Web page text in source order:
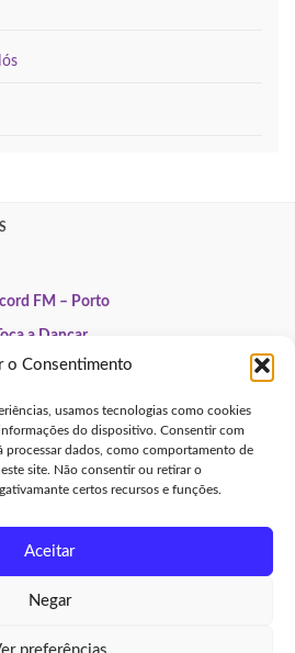
o Consentimento
usamos tecnologias como cookies
do dispositivo. Consentir com
processar dados, como comportamento de
site. Não consentir ou retirar o
certos recursos e funções.
Aceitar
Negar
preferências
FM – Porto
a Dançar